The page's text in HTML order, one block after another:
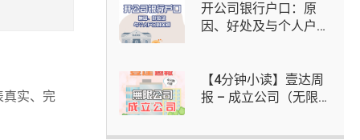
真实、完
开公司银行户口：原
因、好处及与个人户口
【4分钟小读】壹达周
报 – 成立公司（无限公